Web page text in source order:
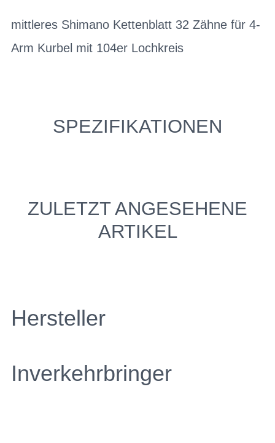
mittleres Shimano Kettenblatt 32 Zähne für 4-
Arm Kurbel mit 104er Lochkreis
SPEZIFIKATIONEN
ZULETZT ANGESEHENE
ARTIKEL
Hersteller
Inverkehrbringer